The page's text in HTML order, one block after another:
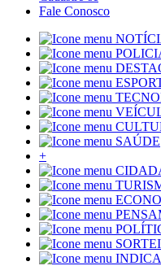
Fale Conosco
SAÚDE
+